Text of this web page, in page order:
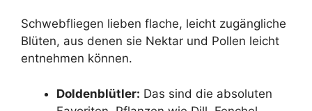
Schwebfliegen lieben flache, leicht zugängliche
Blüten, aus denen sie Nektar und Pollen leicht
entnehmen können.
Doldenblütler: Das sind die absoluten